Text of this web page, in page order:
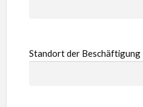
Standort der Beschäftigung